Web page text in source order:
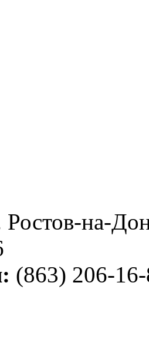
Ростов-на-
(863) 206-